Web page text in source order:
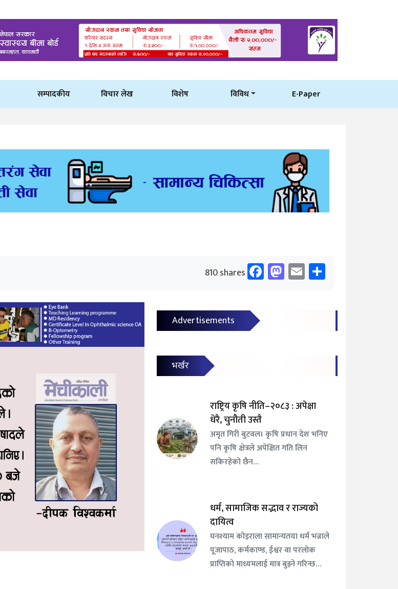
सम्पादकीय विचार लेख विशेष विविध E-Paper
810 shares Facebook
Mastodon
Email
Advertisements
भर्खर
राष्ट्रिय कृषि नीति–२०८३ : अपेक्षा
धेरै, चुनौती उस्तै
अमृत गिरी बुटवल। कृषि प्रधान देश भनिए
पनि कृषि क्षेत्रले अपेक्षित गति लिन
सकिरहेको छैन…
धर्म, सामाजिक सद्भाव र राज्यको
दायित्व
घनश्याम कोइराला सामान्यतया धर्म भन्नाले
पूजापाठ, कर्मकाण्ड, ईश्वर वा परलोक
प्राप्तिको माध्यमलाई मात्र बुझ्ने गरिन्छ…